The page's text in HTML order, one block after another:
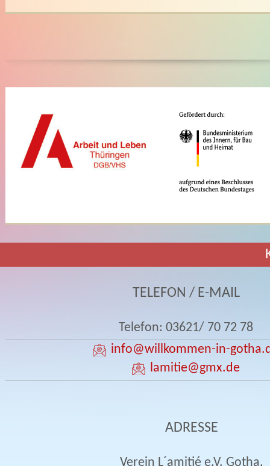
TELEFON / E-MAIL
Telefon: 03621/ 70 72 78
info@willkommen-in-
lamitie@gmx.de
ADRESSE
Verein L´amitié e.V. Gotha,